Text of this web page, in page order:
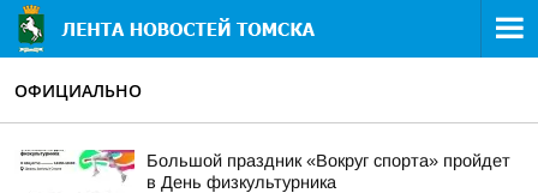
ОФИЦИАЛЬНО
Большой праздник «Вокруг спорта» пройдет
в День физкультурника